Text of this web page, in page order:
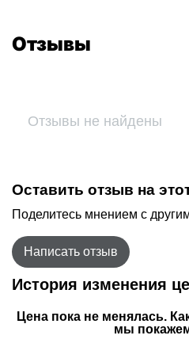
Отзывы
Отзывы не найдены
Оставить отзыв на
Поделитесь мнением с
Написать отзыв
История изменения
Цена пока не менялась.
мы